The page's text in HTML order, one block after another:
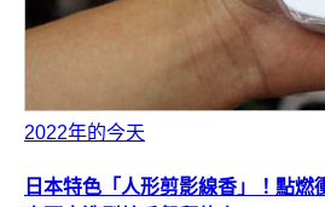
2022年的今天
日本特色「人形剪影線香」！點燃